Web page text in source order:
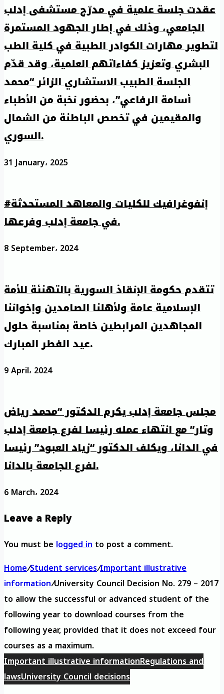
عقدت جلسة علمية في مدرّج مستشفى إدلب
الجامعي، وذلك في إطار الجهود المستمرة
لتطوير مهارات الكوادر الطبية في كلية الطب
البشري وتعزيز كفاءاتهم العلمية، وقد قدّم
الجلسة الطبيب الاستشاري الزائر “محمد
أسامة الرفاعي”، بحضور نخبة من الأطباء
والمقيمين في تخصص الباطنة من الشمال
السوري.
31 January، 2025
#إنفوغرافيك للكليات والمعاهد المستحدثة
في جامعة إدلب وفرعها.
8 September، 2024
تتقدم حكومة الإنقاذ السورية بالتهنئة للأمة
الإسلامية عامة ولأهلنا الصامدين وإخواننا
المجاهدين المرابطين خاصة بمناسبة حلول
عيد الفطر المبارك.
9 April، 2024
مجلس جامعة إدلب يكرم الدكتور “محمد رياض
وتار” مع انتهاء عمله رئيسا لفرع جامعة إدلب
في الدانا، ويكلف الدكتور “زياد العبود” رئيسا
لفرع الجامعة بالدانا.
6 March، 2024
Leave a Reply
You must belogged into post a comment.
Home/Student services/Important illustrative
information/University Council Decision No. 279 – 2017
to allow the successful or advanced student of the
following year to download courses from the
following year, provided that it does not exceed four
courses as a maximum.
Important illustrative informationRegulations and
lawsUniversity Council decisions